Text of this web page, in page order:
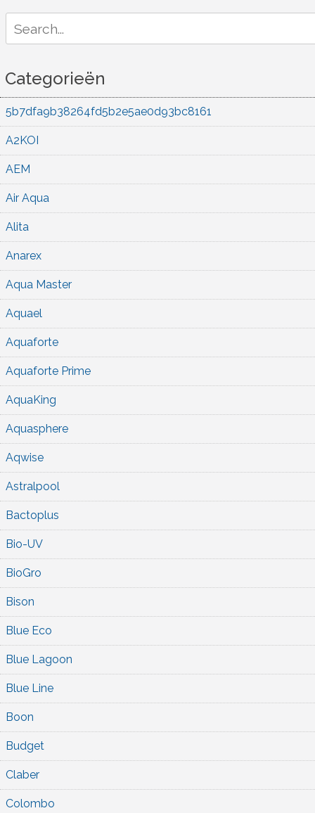
for:
Categorieën
5b7dfa9b38264fd5b2e5ae0d93bc8161
A2KOI
AEM
Air Aqua
Alita
Anarex
Aqua Master
Aquael
Aquaforte
Aquaforte Prime
AquaKing
Aquasphere
Aqwise
Astralpool
Bactoplus
Bio-UV
BioGro
Bison
Blue Eco
Blue Lagoon
Blue Line
Boon
Budget
Claber
Colombo